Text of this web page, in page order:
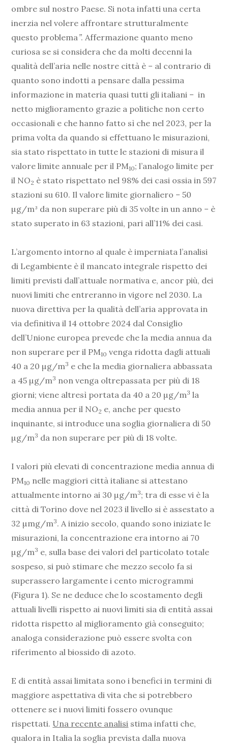
ombre sul nostro Pa­ese. Si nota infatti una certa
inerzia nel volere affrontare struttural­mente
questo problema ”. Affermazione quanto meno
curiosa se si considera che da molti decenni la
qualità dell’aria nelle nostre città è – al contrario di
quanto sono indotti a pensare dalla pessima
informazione in materia quasi tutti gli italiani – in
netto miglioramento grazie a politiche non certo
occasionali e che hanno fatto sì che nel 2023, per la
prima volta da quando si effettuano le misurazioni,
sia stato rispettato in tutte le stazioni di misura il
valore limite annuale per il PM10; l’analogo limite per
il NO2 è stato rispettato nel 98% dei casi ossia in 597
stazioni su 610. Il valore limite giornaliero – 50
µg/m³ da non superare più di 35 volte in un anno – è
stato superato in 63 stazioni, pari all’11% dei casi.
L’argomento intorno al quale è imperniata l’analisi
di Legambiente è il mancato integrale rispetto dei
limiti previsti dall’attuale normativa e, ancor più, dei
nuovi limiti che entreranno in vigore nel 2030. La
nuova direttiva per la qualità dell’aria approvata in
via definitiva il 14 ottobre 2024 dal Consiglio
dell’Unione europea prevede che la media annua da
non superare per il PM10 venga ridotta dagli attuali
40 a 20 µg/m3 e che la media giornaliera abbassata
a 45 µg/m3 non venga oltrepassata per più di 18
giorni; viene altresì portata da 40 a 20 µg/m3 la
media annua per il NO2 e, anche per questo
inquinante, si introduce una soglia giornaliera di 50
µg/m3 da non superare per più di 18 volte.
I valori più elevati di concentrazione media annua di
PM10 nelle maggiori città italiane si attestano
attualmente intorno ai 30 µg/m3; tra di esse vi è la
città di Torino dove nel 2023 il livello si è assestato a
32 µmg/m3. A inizio secolo, quando sono iniziate le
misurazioni, la concentrazione era intorno ai 70
µg/m3 e, sulla base dei valori del particolato totale
sospeso, si può stimare che mezzo secolo fa si
superassero largamente i cento microgrammi
(Figura 1). Se ne deduce che lo scostamento degli
attuali livelli rispetto ai nuovi limiti sia di entità assai
ridotta rispetto al miglioramento già conseguito;
analoga considerazione può essere svolta con
riferimento al biossido di azoto.
E di entità assai limitata sono i benefici in termini di
maggiore aspettativa di vita che si potrebbero
ottenere se i nuovi limiti fossero ovunque
rispettati. Una recente analisi stima infatti che,
qualora in Italia la soglia prevista dalla nuova